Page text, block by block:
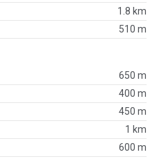
1.8 km
510 m
650 m
400 m
450 m
1 km
600 m